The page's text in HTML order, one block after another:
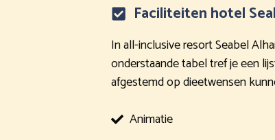
Faciliteiten hotel
In all-inclusive resort Seabel
onderstaande tabel tref je een
afgestemd op dieetwensen
Animatie